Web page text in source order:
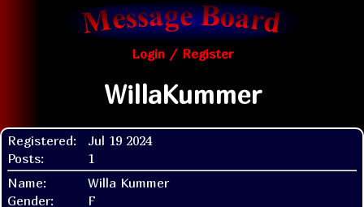
Login / Register
WillaKummer
Registered:
Jul 19 2024
Posts:
1
Name:
Willa Kummer
Gender:
F